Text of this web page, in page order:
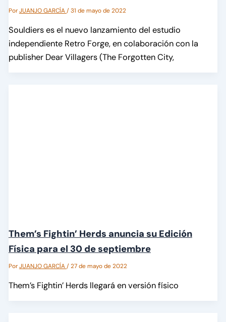
PorJUANJO GARCÍA/31 de mayo de 2022
Souldiers es el nuevo lanzamiento del estudio
independiente Retro Forge, en colaboración con la
publisher Dear Villagers (The Forgotten City,
Them’s Fightin’ Herds anuncia su Edición
Física para el 30 de septiembre
PorJUANJO GARCÍA/27 de mayo de 2022
Them’s Fightin’ Herds llegará en versión físico